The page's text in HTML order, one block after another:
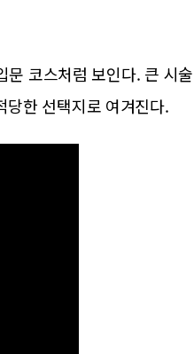
문 코스처럼 보인다. 큰 시술
당한 선택지로 여겨진다.